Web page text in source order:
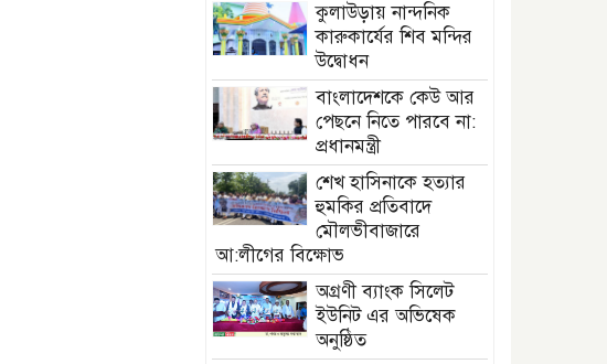
কুলাউড়ায় নান্দনিক
কারুকার্যের শিব মন্দির
উদ্বোধন
বাংলাদেশকে কেউ আর
পেছনে নিতে পারবে না:
প্রধানমন্ত্রী
শেখ হাসিনাকে হত্যার
হুমকির প্রতিবাদে
মৌলভীবাজারে
আ:লীগের বিক্ষোভ
অগ্রণী ব্যাংক সিলেট
ইউনিট এর অভিষেক
অনুষ্ঠিত